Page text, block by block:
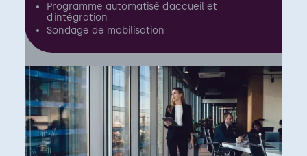
Programme automatisé d’accueil et
d’intégration
Sondage de mobilisation